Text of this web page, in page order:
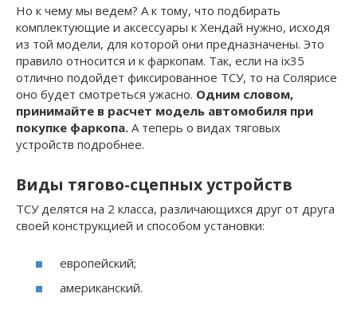
Но к чему мы ведем? А к тому, что подбирать
комплектующие и аксессуары к Хендай нужно, исходя
из той модели, для которой они предназначены. Это
правило относится и к фаркопам. Так, если на ix35
отлично подойдет фиксированное ТСУ, то на Солярисе
оно будет смотреться ужасно. Одним словом,
принимайте в расчет модель автомобиля при
покупке фаркопа. А теперь о видах тяговых
устройств подробнее.
Виды тягово-сцепных устройств
ТСУ делятся на 2 класса, различающихся друг от друга
своей конструкцией и способом установки:
европейский;
американский.